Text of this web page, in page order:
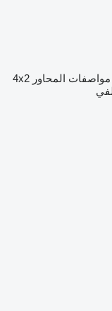
مواصفات المحاور 4x2